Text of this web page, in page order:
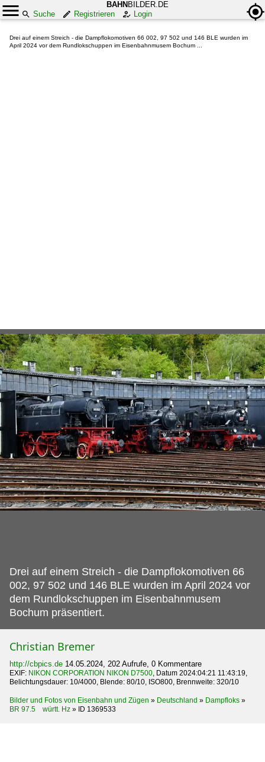
BAHN BILDER.DE
Suche
Registrieren Login
Drei auf einem Streich - die Dampflokomotiven 66 002, 97 502 und 146 BLE wurden im
April 2024 vor dem Rundlokschuppen im Eisenbahnmusem Bochum ...
Drei auf einem Streich - die Dampflokomotiven 66
002, 97 502 und 146 BLE wurden im April 2024 vor
dem Rundlokschuppen im Eisenbahnmusem
Bochum präsentiert.
Christian Bremer
http://cbpics.de 14.05.2024, 202 Aufrufe, 0 Kommentare
EXIF: NIKON CORPORATION NIKON D7500, Datum 2024:04:21 11:43:19,
Belichtungsdauer: 10/4000, Blende: 80/10, ISO800, Brennweite: 320/10
Bilder und Fotos von Eisenbahn und Zügen » Deutschland » Dampfloks »
BR 97.5 württ. Hz » ID 1369533